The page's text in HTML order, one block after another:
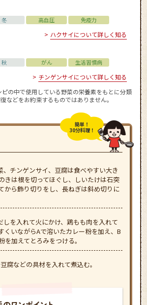
冬 高血圧 免疫力
ハクサイについて詳しく知る
秋 がん 生活習慣病
チンゲンサイについて詳しく知る
の中で使用している野菜の栄養素をもとに分類
などをお約束するものではありません。
簡単！
30分料理！
、チンゲンサイ、豆腐は食べやすい大き
きは根を切ってほぐし、しいたけは石突
から飾り切りをし、長ねぎは斜め切りに
しを入れて火にかけ、鶏もも肉を入れて
くいながらAで溶いたカレー粉を加え、B
を加えてとろみをつける。
腐などの具材を入れて煮込む。